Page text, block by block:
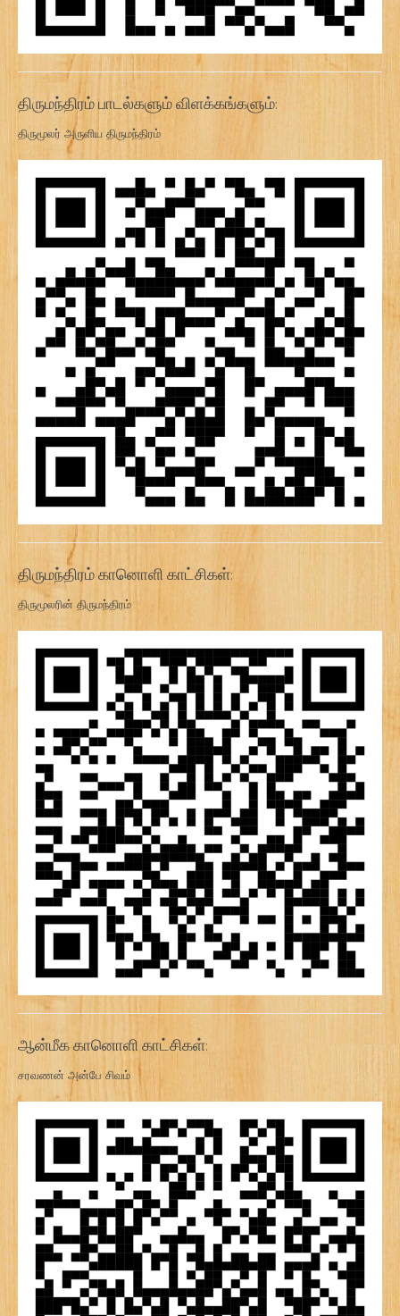
திருமந்திரம் பாடல்களும் விளக்கங்களும்:
திருமூலர் அருளிய திருமந்திரம்
திருமந்திரம் கானொளி காட்சிகள்:
திருமூலரின் திருமந்திரம்
ஆன்மீக கானொளி காட்சிகள்:
சரவணன் அன்பே சிவம்